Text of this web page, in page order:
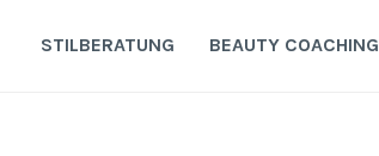
InhaltSTILBERATUNG BEAUTY COACHING